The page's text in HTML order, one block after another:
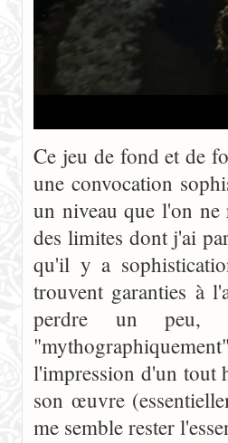
Ce jeu de fond et de
une convocation
un niveau que l'on ne
des limites dont j'ai
qu'il y a
trouvent garanties à
perdre un peu,
l'impression d'un tout
son œuvre
me semble rester